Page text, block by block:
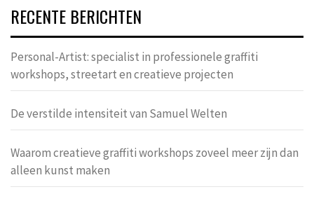
RECENTE BERICHTEN
Personal-Artist: specialist in professionele graffiti
workshops, streetart en creatieve projecten
De verstilde intensiteit van Samuel Welten
Waarom creatieve graffiti workshops zoveel meer zijn dan
alleen kunst maken